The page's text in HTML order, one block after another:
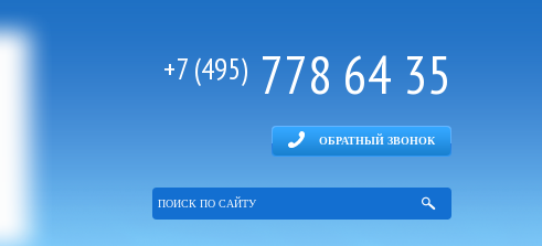
+7 (495) 778 64 35
ОБРАТНЫЙ ЗВОНОК